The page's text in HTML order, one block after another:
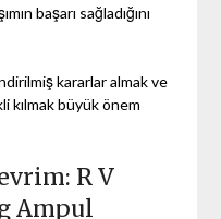
başarı sağladığını
kararlar almak ve
kılmak büyük önem
R V
Ampul